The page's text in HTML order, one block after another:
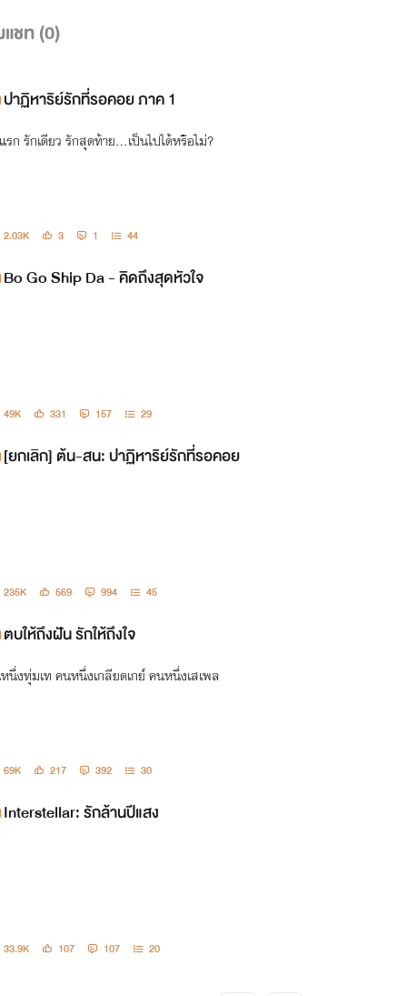
ชท (0)
ปาฏิหาริย์รักที่รอคอย ภาค 1
รก รักเดียว รักสุดท้าย...เป็นไปได้หรือไม่?
2.03K 3 1 44
Bo Go Ship Da - คิดถึงสุดหัวใจ
49K 331 157 29
[ยกเลิก] ต้น-สน: ปาฏิหาริย์รักที่รอคอย
235K 569 994 45
ตบให้ถึงฝัน รักให้ถึงใจ
นึ่งทุ่มเท คนหนึ่งเกลียดเกย์ คนหนึ่งเสเพล
69K 217 392 30
Interstellar: รักล้านปีแสง
33.9K 107 107 20